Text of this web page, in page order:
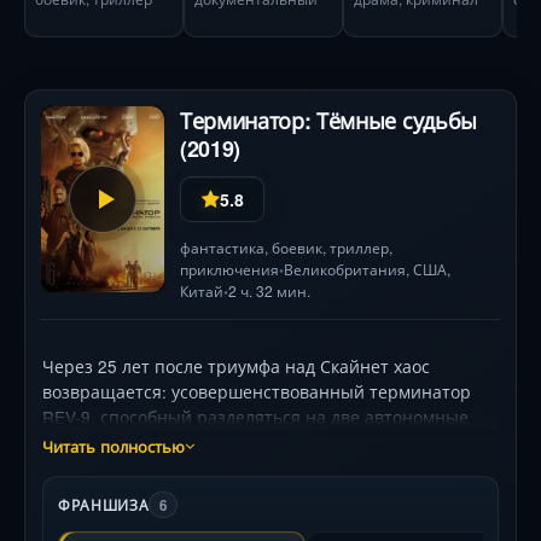
Терминатор: Тёмные судьбы
(2019)
5.8
фантастика, боевик, триллер,
приключения•Великобритания, США,
Китай•2 ч. 32 мин.
Через 25 лет после триумфа над Скайнет хаос
возвращается: усовершенствованный терминатор
REV-9, способный разделяться на две автономные
убийственные единицы, прибывает из
Рамос (Наталия Рейес), чья судьба неразрывно
связана с выживанием человечества. На защиту
Читать полностью
ФРАНШИЗА 6